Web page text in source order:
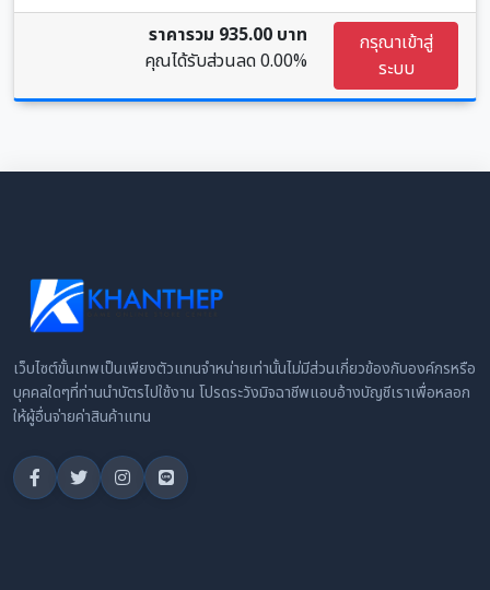
ราคารวม 935.00 บาท
คุณได้รับส่วนลด0.00%
กรุณาเข้าสู่
ระบบ
เว็บไซต์ขั้นเทพเป็นเพียงตัวแทนจำหน่ายเท่านั้นไม่มีส่วนเกี่ยวข้องกับองค์กรหรือ
บุคคลใดๆที่ท่านนำบัตรไปใช้งาน โปรดระวังมิจฉาชีพแอบอ้างบัญชีเราเพื่อหลอก
ให้ผู้อื่นจ่ายค่าสินค้าแทน